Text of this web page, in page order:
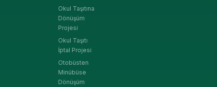
Okul Taşıtına
Dönüşüm
Projesi
Okul Taşıtı
İptal Projesi
Otobüsten
Minübüse
Dönüşüm